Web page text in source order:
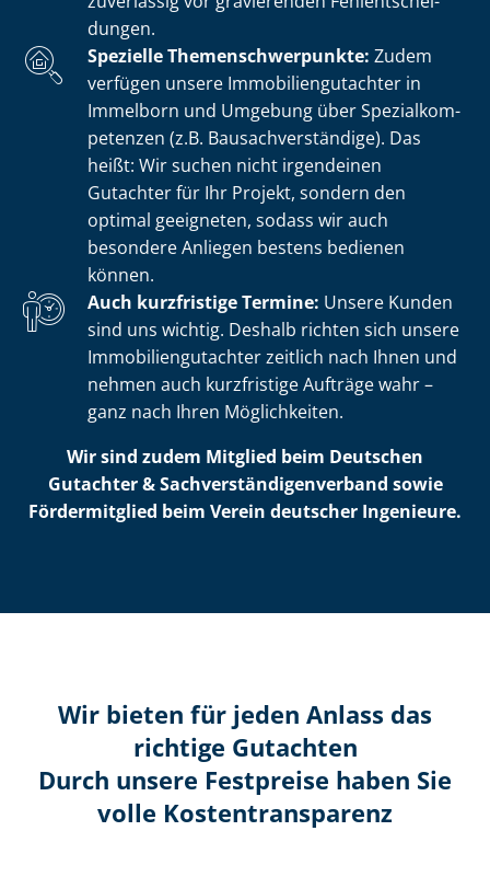
dun­gen.
Spezielle The­men­schwer­punk­te: Zudem
verfügen unsere Im­mo­bi­li­en­gut­ach­ter in
Immelborn und Umgebung über Spe­zi­al­kom­
pe­ten­zen (z.B. Bau­sach­ver­stän­di­ge). Das
heißt: Wir suchen nicht irgendeinen
Gutachter für Ihr Projekt, sondern den
optimal geeigneten, sodass wir auch
besondere Anliegen bestens bedienen
können.
Auch kurzfristige Termine: Unsere Kunden
sind uns wichtig. Deshalb richten sich unsere
Im­mo­bi­li­en­gut­ach­ter zeitlich nach Ihnen und
nehmen auch kurzfristige Aufträge wahr –
ganz nach Ihren Möglichkeiten.
Wir sind zudem Mitglied beim Deutschen
Gutachter & Sach­ver­stän­di­gen­ver­band sowie
Fördermitglied beim Verein deutscher Ingenieure.
Wir bieten für jeden Anlass das
richtige Gutachten
Durch unsere Festpreise haben Sie
volle Kosten­transparenz